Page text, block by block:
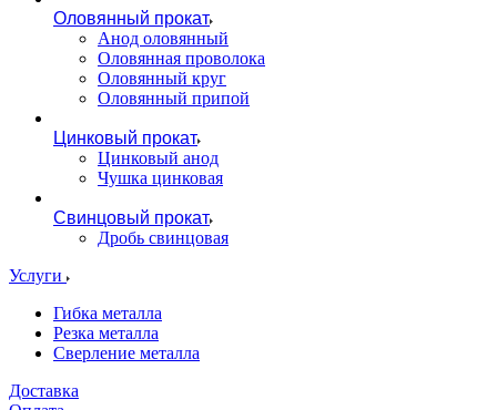
Оловянный прокат
Анод оловянный
Оловянная проволока
Оловянный круг
Оловянный припой
Цинковый прокат
Цинковый анод
Чушка цинковая
Свинцовый прокат
Дробь свинцовая
Услуги
Гибка металла
Резка металла
Сверление металла
Доставка